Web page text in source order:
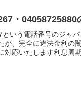
・04058725880
という電話番号のジャ
が、完全に違法金利の
対応いたします利息周